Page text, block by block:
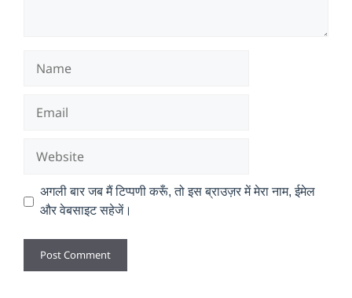
अगली बार जब मैं टिप्पणी करूँ, तो इस ब्राउज़र में मेरा नाम, ईमेल
और वेबसाइट सहेजें।